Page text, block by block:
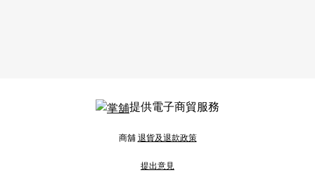
提供電子商貿服務
商舖退貨及退款政策
提出意見